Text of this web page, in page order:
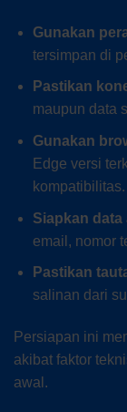
Gunakan
tersimpan di
Pastikan
maupun data
Gunakan
Edge versi
kompatibilitas.
Siapkan
email, nomor
Pastikan
salinan dari
Persiapan ini
akibat faktor
awal.